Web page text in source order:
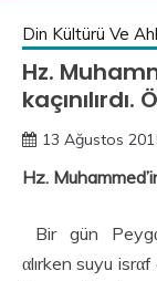
Din Kültürü Ve
Hz.
kaçınılırdı.
13 Ağustos
Hz.
Bir gün
αlırken suyu